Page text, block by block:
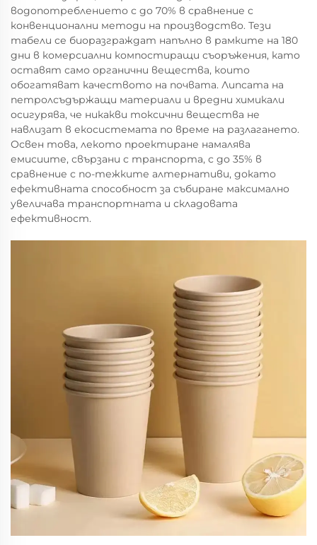
водопотреблението с до 70% в сравнение с
конвенционални методи на производство. Тези
табели се биоразграждат напълно в рамките на 180
дни в комерсиални компостиращи съоръжения, като
оставят само органични вещества, които
обогатяват качеството на почвата. Липсата на
петролсъдържащи материали и вредни химикали
осигурява, че никакви токсични вещества не
навлизат в екосистемата по време на разлагането.
Освен това, лекото проектиране намалява
емисиите, свързани с транспорта, с до 35% в
сравнение с по-тежките алтернативи, докато
ефективната способност за събиране максимално
увеличава транспортната и складовата
ефективност.